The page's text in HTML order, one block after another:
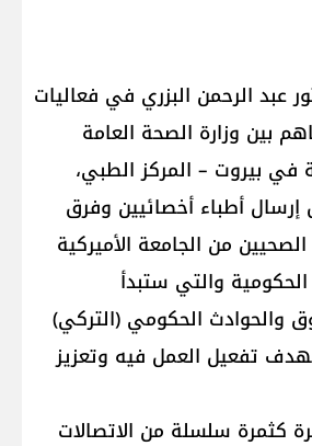
عبد الرحمن البزري في فعاليات
بين وزارة الصحة العامة
في بيروت – المركز الطبي،
أطباء أخصائيين وفرق
من الجامعة الأميركية
والتي ستبدأ
والحوادث الحكومي (التركي)
تفعيل العمل فيه وتعزيز
كثمرة سلسلة من الاتصالات